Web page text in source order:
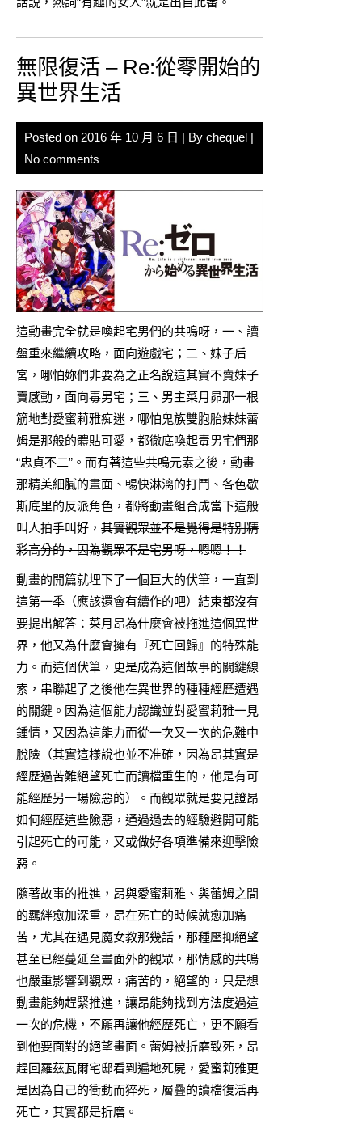
無限復活 – Re:從零開始的
異世界生活
Posted on 2016 年 10 月 6 日 | By chequel
No comments
這動畫完全就是喚起宅男們的共鳴呀，一、讀
盤重來繼續攻略，面向遊戲宅；二、妹子后
宮，哪怕妳們非要為之正名說這其實不賣妹子
賣感動，面向毒男宅；三、男主菜月昴那一根
筋地對愛蜜莉雅痴迷，哪怕鬼族雙胞胎妹妹蕾
姆是那般的體貼可愛，都徹底喚起毒男宅們那
“忠貞不二”。而有著這些共鳴元素之後，動畫
那精美細膩的畫面、暢快淋漓的打鬥、各色歇
斯底里的反派角色，都將動畫組合成當下這般
叫人拍手叫好， 其實觀眾並不是覺得是特別精
彩高分的，因為觀眾不是宅男呀，嗯嗯！！
動畫的開篇就埋下了一個巨大的伏筆，一直到
這第一季（應該還會有續作的吧）結束都沒有
要提出解答：菜月昂為什麼會被拖進這個異世
界，他又為什麼會擁有『死亡回歸』的特殊能
力。而這個伏筆，更是成為這個故事的關鍵線
索，串聯起了之後他在異世界的種種經歷遭遇
的關鍵。因為這個能力認識並對愛蜜莉雅一見
鍾情，又因為這能力而從一次又一次的危難中
脫險（其實這樣說也並不准確，因為昂其實是
經歷過苦難絕望死亡而讀檔重生的，他是有可
能經歷另一場險惡的）。而觀眾就是要見證昂
如何經歷這些險惡，通過過去的經驗避開可能
引起死亡的可能，又或做好各項準備來迎擊險
惡。
隨著故事的推進，昂與愛蜜莉雅、與蕾姆之間
的羈絆愈加深重，昂在死亡的時候就愈加痛
苦，尤其在遇見魔女教那幾話，那種壓抑絕望
甚至已經蔓延至畫面外的觀眾，那情感的共鳴
也嚴重影響到觀眾，痛苦的，絕望的，只是想
動畫能夠趕緊推進，讓昂能夠找到方法度過這
一次的危機，不願再讓他經歷死亡，更不願看
到他要面對的絕望畫面。蕾姆被折磨致死，昂
趕回羅茲瓦爾宅邸看到遍地死屍，愛蜜莉雅更
是因為自己的衝動而猝死，層疊的讀檔復活再
死亡，其實都是折磨。